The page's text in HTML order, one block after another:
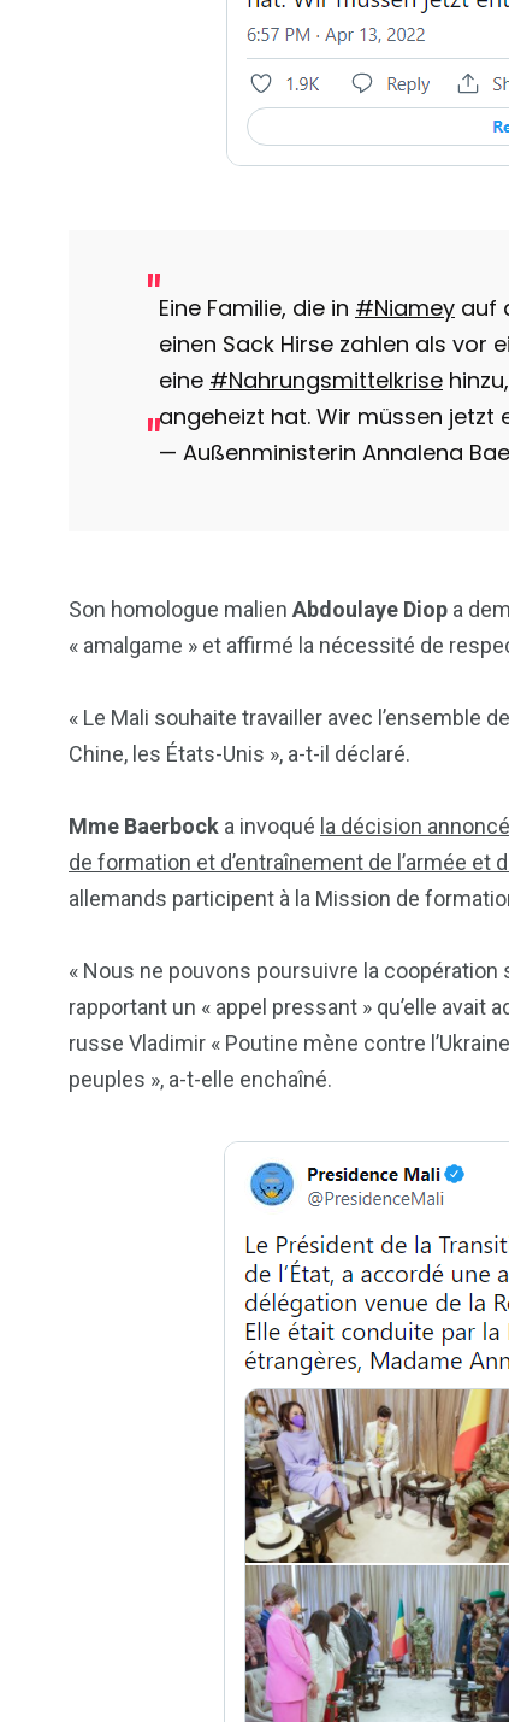
Eine Familie, die in #Niamey auf
einen Sack Hirse zahlen als vor
eine #Nahrungsmittelkrise
angeheizt hat. Wir müssen jetzt
— Außenministerin Annalena
Son homologue malien Abdoulaye Diop a
« amalgame » et affirmé la nécessité de
« Le Mali souhaite travailler avec l’ensemble
Chine, les États-Unis », a-t-il déclaré.
Mme Baerbock a invoqué la décision
de formation et d’entraînement de l’armée et
allemands participent à la Mission de
« Nous ne pouvons poursuivre la
rapportant un « appel pressant » qu’elle
russe Vladimir « Poutine mène contre
peuples », a-t-elle enchaîné.